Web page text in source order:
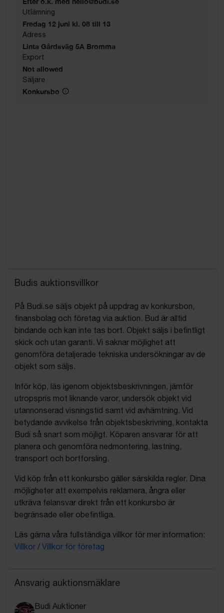
Utlämning
Fredag 12 juni kl. 08 till 13
Adress
Linta Gårdsväg 5A Bromma
Export
Not allowed
Säljare
Konkursbo
Budis auktionsvillkor
På Budi.se säljs objekt på uppdrag av konkursbon,
finansbolag och företag via auktion. Bud är alltid
bindande och kan inte tas bort. Objekt säljs i befintligt
skick och utan garanti. Vi saknar möjlighet att
genomföra detaljerade tekniska undersökningar av de
objekt som säljs.
Inför köp, läs igenom objektsbeskrivningen, jämför
utropspris mot liknande varor, undersök objekt vid
utannonserad visningstid samt vid avhämtning. Vid
betydande avvikelse från objektsbeskrivning, kontakta
Budi så snart som möjligt. Köparen ansvarar för att
planera och genomföra nedmontering, lastning,
transport och bortforsling.
Vid köp från ett konkursbo gäller särskilda regler. Dina
möjligheter att exempelvis reklamera, ångra eller
utkräva felansvar direkt från ett konkursbo är
begränsade eller obefintliga.
Läs gärna våra fullständiga villkor för mer information:
Villkor / Villkor för företag
Ansvarig auktionsmäklare
Budi Auktioner